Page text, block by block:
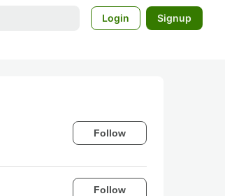
Login Signup
Follow
Follow